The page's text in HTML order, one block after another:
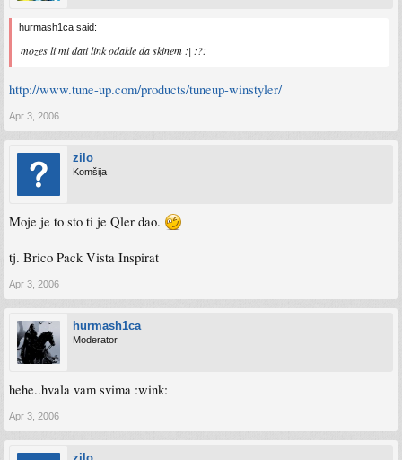
hurmash1ca said:
mozes li mi dati link odakle da skinem :| :?:
http://www.tune-up.com/products/tuneup-winstyler/
Apr 3, 2006
zilo
Komšija
Moje je to sto ti je Qler dao.
tj. Brico Pack Vista Inspirat
Apr 3, 2006
hurmash1ca
Moderator
hehe..hvala vam svima :wink:
Apr 3, 2006